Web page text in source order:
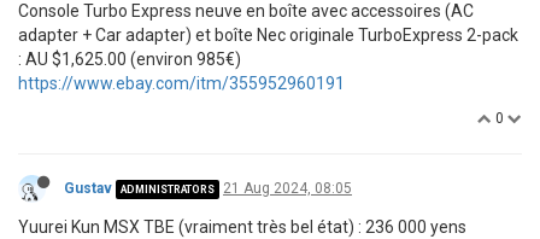
Console Turbo Express neuve en boîte avec accessoires (AC
adapter + Car adapter) et boîte Nec originale TurboExpress 2-pack
: AU $1,625.00 (environ 985€)
https://www.ebay.com/itm/355952960191
0
Gustav ADMINISTRATORS 21 Aug 2024, 08:05
Yuurei Kun MSX TBE (vraiment très bel état) : 236 000 yens